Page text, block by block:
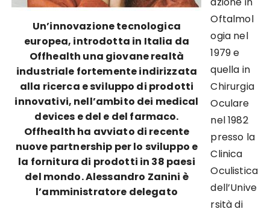
Un’innovazione tecnologica
europea, introdotta in Italia da
Offhealth una giovane realtà
industriale fortemente indirizzata
alla ricerca e sviluppo di prodotti
innovativi, nell’ambito dei medical
devices e del e del farmaco.
Offhealth ha avviato di recente
nuove partnership per lo sviluppo e
la fornitura di prodotti in 38 paesi
del mondo. Alessandro Zanini è
l’amministratore delegato
Oftalmol
ogia nel
1979 e
quella in
Chirurgia
Oculare
nel 1982
presso la
Clinica
Oculistica
dell’Unive
rsità di